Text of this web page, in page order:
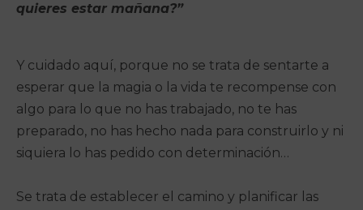
quieres estar mañana?”
Y cuidado aquí, porque no se trata de sentarte a
esperar que la magia o la vida te recompense con
algo para lo que no has trabajado, no te has
preparado, no has hecho nada para construirlo y ni
siquiera lo has pedido con determinación…
Se trata de establecer el camino y planificar las